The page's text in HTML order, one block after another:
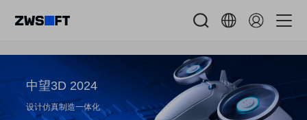
中望3D 2024
设计仿真制造一体化